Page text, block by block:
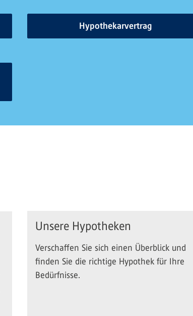
Hypothekarvertrag
Unsere Hypotheken
Verschaffen Sie sich einen Überblick und
finden Sie die richtige Hypothek für Ihre
Bedürfnisse.